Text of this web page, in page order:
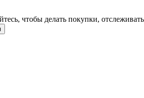
чтобы делать покупки,